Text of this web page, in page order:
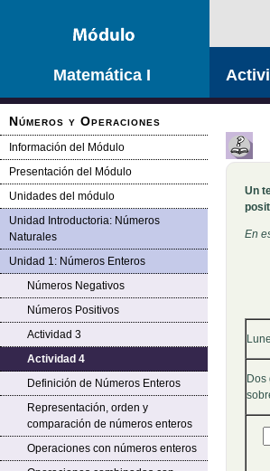
Matemática I
Números y Operaciones
Información del Módulo
Presentación del Módulo
Unidades del módulo
Unidad Introductoria: Números
Naturales
Unidad 1: Números Enteros
Números Negativos
Números Positivos
Actividad 3
Actividad 4
Definición de Números Enteros
Representación, orden y
comparación de números enteros
Operaciones con números enteros
Un
En
Dos